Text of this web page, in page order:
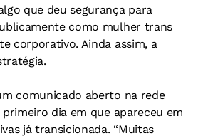
que deu segurança para
como mulher trans
corporativo. Ainda assim, a
comunicado aberto na rede
dia em que apareceu em
já transicionada. “Muitas